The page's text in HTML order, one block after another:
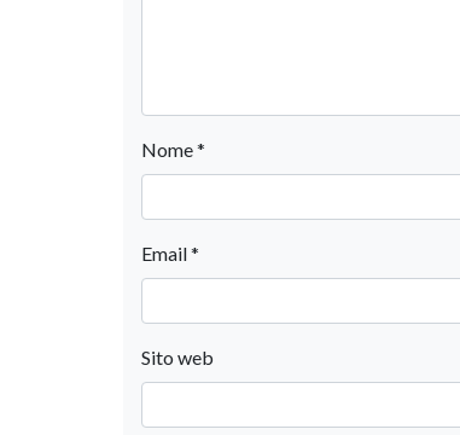
Nome*
Email*
Sito web